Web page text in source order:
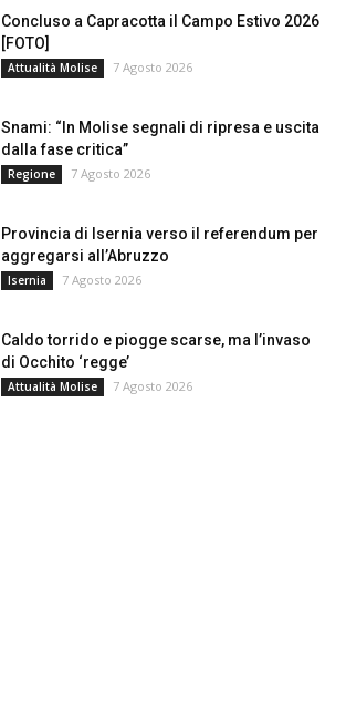
Concluso a Capracotta il Campo Estivo 2026
[FOTO]
Attualità Molise 7 Agosto 2026
Snami: “In Molise segnali di ripresa e uscita
dalla fase critica”
Regione 7 Agosto 2026
Provincia di Isernia verso il referendum per
aggregarsi all’Abruzzo
Isernia 7 Agosto 2026
Caldo torrido e piogge scarse, ma l’invaso
di Occhito ‘regge’
Attualità Molise 7 Agosto 2026